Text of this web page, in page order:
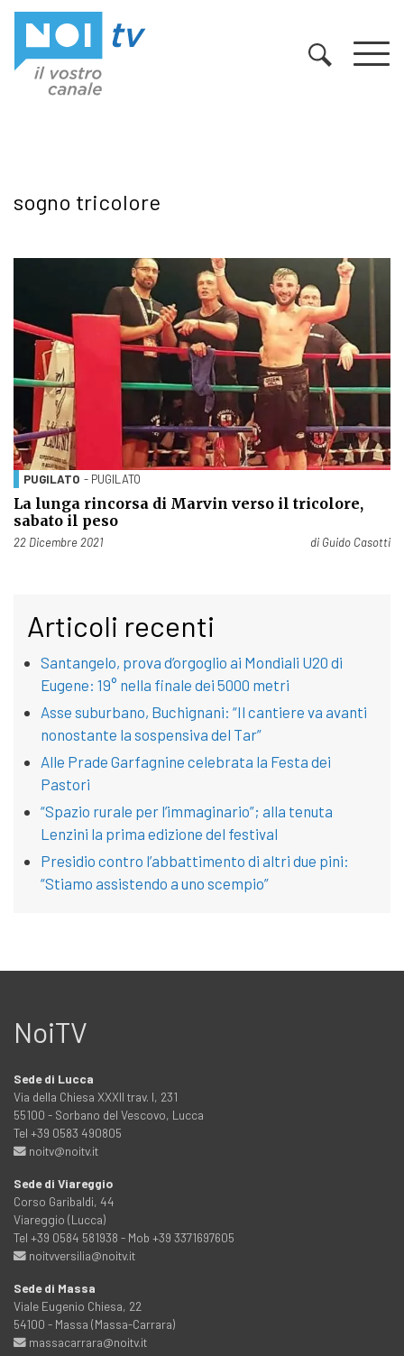
sogno tricolore
PUGILATO - PUGILATO
La lunga rincorsa di Marvin verso il tricolore,
sabato il peso
Pubblicato il
22 Dicembre 2021 di Guido Casotti
Articoli recenti
Santangelo, prova d’orgoglio ai Mondiali U20 di
Eugene: 19° nella finale dei 5000 metri
Asse suburbano, Buchignani: “Il cantiere va avanti
nonostante la sospensiva del Tar”
Alle Prade Garfagnine celebrata la Festa dei
Pastori
“Spazio rurale per l’immaginario”; alla tenuta
Lenzini la prima edizione del festival
Presidio contro l’abbattimento di altri due pini:
“Stiamo assistendo a uno scempio”
NoiTV
Sede di Lucca
Via della Chiesa XXXII trav. I, 231
55100 - Sorbano del Vescovo, Lucca
Tel +39 0583 490805
noitv@noitv.it
Sede di Viareggio
Corso Garibaldi, 44
Viareggio (Lucca)
Tel +39 0584 581938 - Mob +39 3371697605
noitvversilia@noitv.it
Sede di Massa
Viale Eugenio Chiesa, 22
54100 - Massa (Massa-Carrara)
massacarrara@noitv.it